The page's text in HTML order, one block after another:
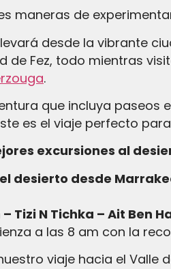
maneras de
desde la vibrante
de Fez, todo mientras
.
que incluya paseos
es el viaje perfecto
excursiones al
desierto desde
Tizi N Tichka – Ait Ben
a las 8 am con la
viaje hacia el Valle